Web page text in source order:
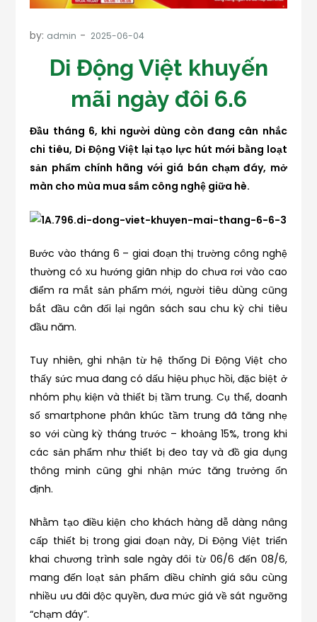
by: admin
Di Động Việt khuyến
mãi ngày đôi 6.6
Đầu tháng 6, khi người dùng còn đang cân nhắc
chi tiêu, Di Động Việt lại tạo lực hút mới bằng loạt
sản phẩm chính hãng với giá bán chạm đáy, mở
màn cho mùa mua sắm công nghệ giữa hè.
Bước vào tháng 6 – giai đoạn thị trường công nghệ
thường có xu hướng giãn nhịp do chưa rơi vào cao
điểm ra mắt sản phẩm mới, người tiêu dùng cũng
bắt đầu cân đối lại ngân sách sau chu kỳ chi tiêu
đầu năm.
Tuy nhiên, ghi nhận từ hệ thống Di Động Việt cho
thấy sức mua đang có dấu hiệu phục hồi, đặc biệt ở
nhóm phụ kiện và thiết bị tầm trung. Cụ thể, doanh
số smartphone phân khúc tầm trung đã tăng nhẹ
so với cùng kỳ tháng trước – khoảng 15%, trong khi
các sản phẩm như thiết bị đeo tay và đồ gia dụng
thông minh cũng ghi nhận mức tăng trưởng ổn
định.
Nhằm tạo điều kiện cho khách hàng dễ dàng nâng
cấp thiết bị trong giai đoạn này, Di Động Việt triển
khai chương trình sale ngày đôi từ 06/6 đến 08/6,
mang đến loạt sản phẩm điều chỉnh giá sâu cùng
nhiều ưu đãi độc quyền, đưa mức giá về sát ngưỡng
“chạm đáy”.